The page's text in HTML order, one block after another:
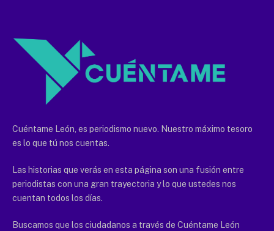
Cuéntame León, es periodismo nuevo. Nuestro máximo tesoro
es lo que tú nos cuentas.
Las historias que verás en esta página son una fusión entre
periodistas con una gran trayectoria y lo que ustedes nos
cuentan todos los días.
Buscamos que los ciudadanos a través de Cuéntame León